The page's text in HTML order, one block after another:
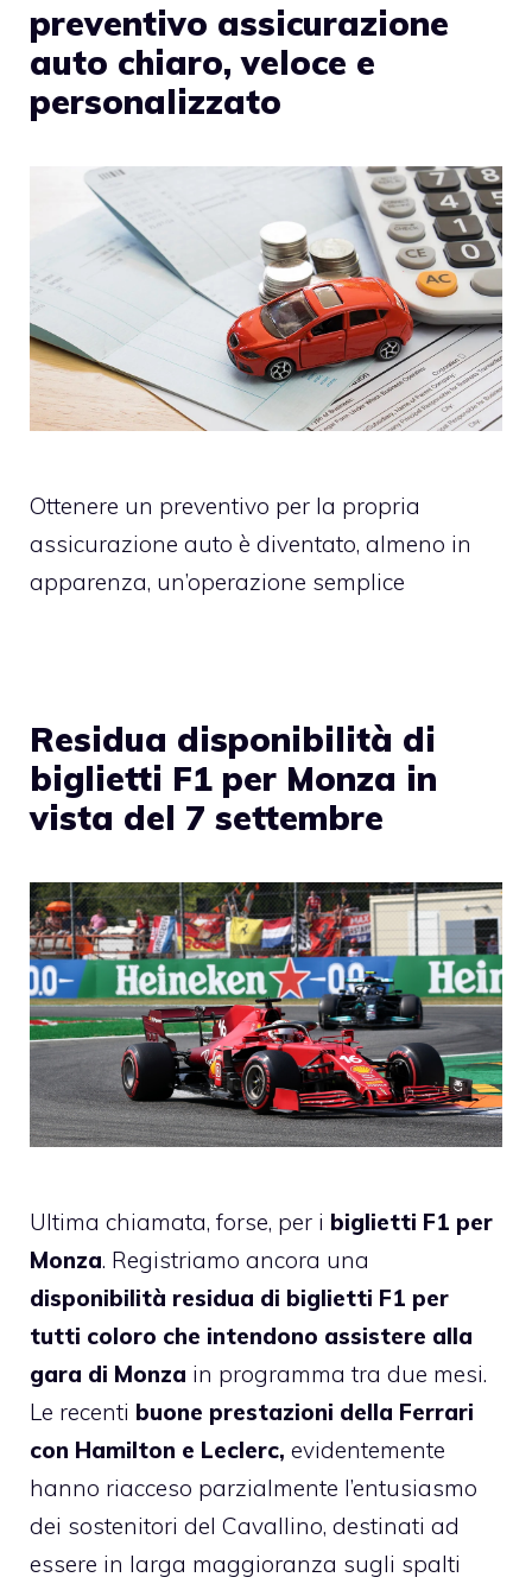
preventivo assicurazione
auto chiaro, veloce e
personalizzato
Ottenere un preventivo per la propria
assicurazione auto è diventato, almeno in
apparenza, un’operazione semplice
Residua disponibilità di
biglietti F1 per Monza in
vista del 7 settembre
Ultima chiamata, forse, per i biglietti F1 per
Monza. Registriamo ancora una
disponibilità residua di biglietti F1 per
tutti coloro che intendono assistere alla
gara di Monza in programma tra due mesi.
Le recenti buone prestazioni della Ferrari
con Hamilton e Leclerc, evidentemente
hanno riacceso parzialmente l’entusiasmo
dei sostenitori del Cavallino, destinati ad
essere in larga maggioranza sugli spalti